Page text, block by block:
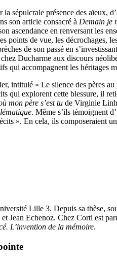
la sépulcrale présence des aïeux,
son article consacré à Demain je
ascendance en renversant les
points de vue, les décrochages,
de son passé en
Ducharme aux discours
qui accompagnent les héritages
intitulé « Le silence des pères
qui explorent cette blessure, il
mon père s’est tu de Virginie
. Même s’ils témoignent
». En cela, ils composeraient
Lille 3. Depuis sa thèse,
Jean Echenoz. Chez Corti est
L’invention de la mémoire.